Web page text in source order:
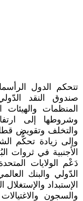
تتحكم الدول
صندوق النقد
المنظمات والهيئات
وشروطها إلى
والتخلف وتقويض
وإلى زيادة تحكُّم
الأجنبية في ثروات
دَعْم الولايات
الدّولي والبنك
الإستبداد
والسجون